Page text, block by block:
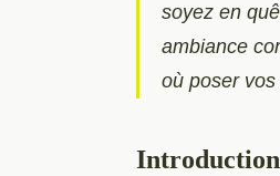
soyez en
ambiance
où poser
Introduction